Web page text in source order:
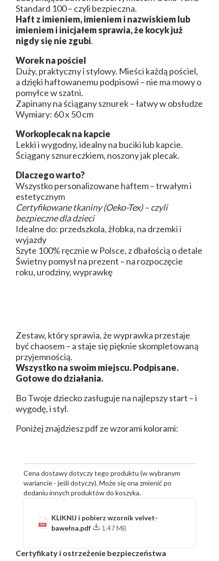
Standard 100 – czyli bezpieczna.
Haft z imieniem, imieniem i nazwiskiem lub
imieniem i inicjałem sprawia, że kocyk już
nigdy się nie zgubi.
Worek na pościel
Duży, praktyczny i stylowy. Mieści każdą pościel,
a dzięki haftowanemu podpisowi – nie ma mowy o
pomyłce w szatni.
Zapinany na ściągany sznurek – łatwy w obsłudze
Wymiary: 60 x 50 cm
Workoplecak na kapcie
Lekki i wygodny, idealny na buciki lub kapcie.
Ściągany sznureczkiem, noszony jak plecak.
Dlaczego warto?
Wszystko personalizowane haftem – trwałym i
estetycznym
Certyfikowane tkaniny (Oeko-Tex) – czyli
bezpieczne dla dzieci
Idealne do: przedszkola, żłobka, na drzemki i
wyjazdy
Szyte 100% ręcznie w Polsce, z dbałością o detale
Świetny pomysł na prezent – na rozpoczęcie
roku, urodziny, wyprawkę
Zestaw, który sprawia, że wyprawka przestaje
być chaosem – a staje się pięknie skompletowaną
przyjemnością.
Wszystko na swoim miejscu. Podpisane.
Gotowe do działania.
Bo Twoje dziecko zasługuje na najlepszy start – i
wygodę, i styl.
Poniżej znajdziesz pdf ze wzorami kolorami:
Cena dostawy dotyczy tego produktu (w wybranym
wariancie - jeśli dotyczy). Może się ona zmienić po
dodaniu innych produktów do koszyka.
KLIKNIJ i pobierz wzornik velvet-
bawełna.pdf
1.47 MB
Certyfikaty i ostrzeżenie bezpieczeństwa